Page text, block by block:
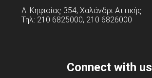
Λ. Κηφισίας 354, Χαλάνδρι Αττικής
Τηλ: 210 6825000, 210 6826000
Connect with us